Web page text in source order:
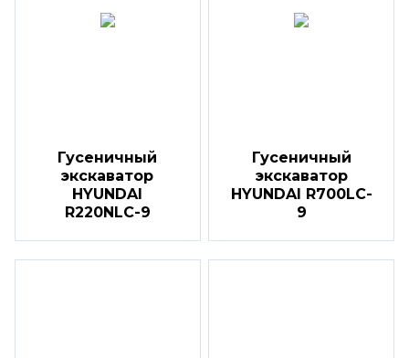
Гусеничный
экскаватор
HYUNDAI
R220NLC-9
Гусеничный
экскаватор
HYUNDAI R700LC-
9